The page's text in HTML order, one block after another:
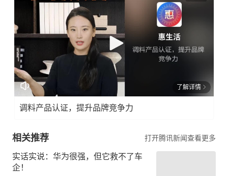
了解详情
调料产品认证，提升品牌竞争力
相关推荐 打开腾讯新闻查看更多
实话实说：华为很强，但它救不了车
企！